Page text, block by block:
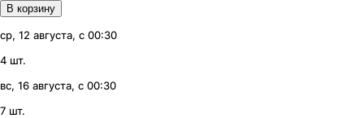
В корзину
ср, 12 августа, с 00:30
4 шт.
вс, 16 августа, с 00:30
7 шт.